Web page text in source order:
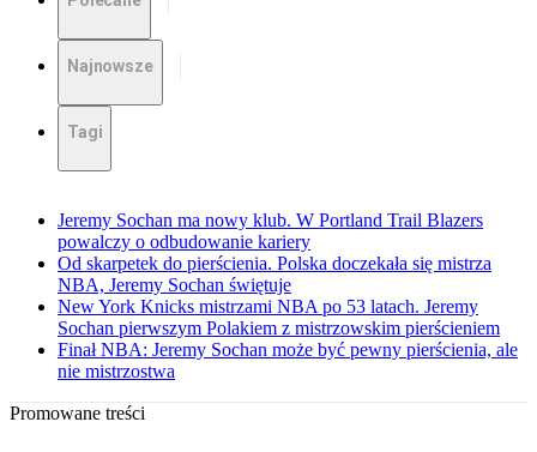
Najnowsze
Tagi
Jeremy Sochan ma nowy klub. W Portland Trail Blazers
powalczy o odbudowanie kariery
Od skarpetek do pierścienia. Polska doczekała się mistrza
NBA, Jeremy Sochan świętuje
New York Knicks mistrzami NBA po 53 latach. Jeremy
Sochan pierwszym Polakiem z mistrzowskim pierścieniem
Finał NBA: Jeremy Sochan może być pewny pierścienia, ale
nie mistrzostwa
Promowane treści